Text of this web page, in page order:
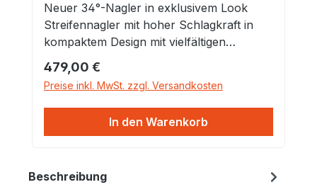
Neuer 34°-Nagler in exklusivem Look
Streifennagler mit hoher Schlagkraft in
kompaktem Design mit vielfältigen
Einsatzmöglichkeiten. Perfekt für Latten,
Sparren, Schalungen, Holzfußboden,
Holzverkleidungen und vieles mehr.
Produktvorteile SchlagkräftigSchlägt 4
Ringnägel ein - jedesmal!Kompaktes
SchlagtiefeLadung des Magazins von
Regulärer Preis:
479,00 €
Preise inkl. MwSt. zzgl. Versandkosten
In den Warenkorb
Beschreibung